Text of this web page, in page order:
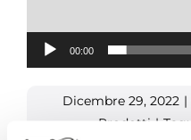
00:00
Dicembre 29, 2022 |
Prodotti | Tag: